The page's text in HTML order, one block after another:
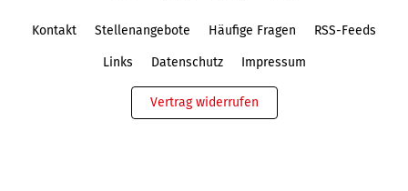
Kontakt Stellenangebote Häufige Fragen RSS-Feeds
Links Datenschutz Impressum
Vertrag widerrufen